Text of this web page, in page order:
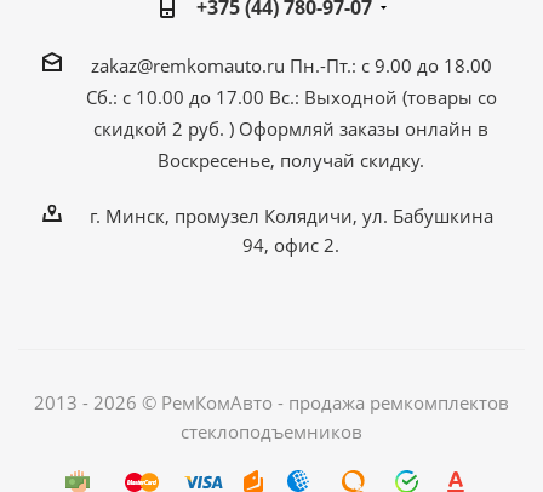
+375 (44) 780-97-07
zakaz@remkomauto.ru Пн.-Пт.: с 9.00 до 18.00
Сб.: с 10.00 до 17.00 Вс.: Выходной (товары со
скидкой 2 руб. ) Оформляй заказы онлайн в
Воскресенье, получай скидку.
г. Минск, промузел Колядичи, ул. Бабушкина
94, офис 2.
2013 - 2026 © РемКомАвто - продажа ремкомплектов
стеклоподъемников